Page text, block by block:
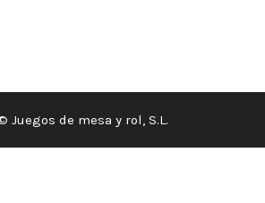
Juegos de mesa y rol, S.L.